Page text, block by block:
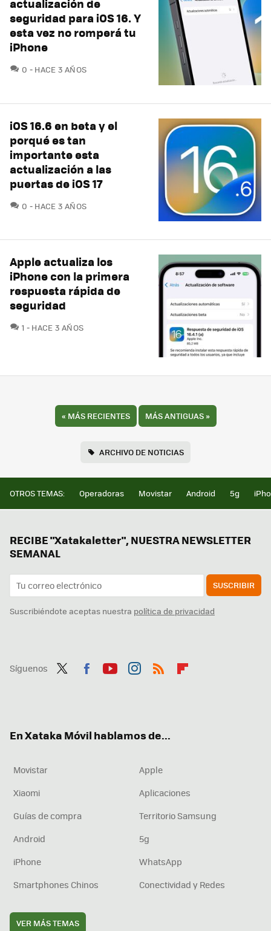
actualización de
seguridad para iOS 16. Y
esta vez no romperá tu
iPhone
0 COMENTARIOS
HACE 3 AÑOS
iOS 16.6 en beta y el
porqué es tan
importante esta
actualización a las
puertas de iOS 17
0 COMENTARIOS
HACE 3 AÑOS
Apple actualiza los
iPhone con la primera
respuesta rápida de
seguridad
1 COMENTARIOS
HACE 3 AÑOS
« MÁS RECIENTES MÁS ANTIGUAS»
ARCHIVO DE NOTICIAS
OTROS TEMAS: Operadoras Movistar Android 5g
RECIBE "Xatakaletter", NUESTRA NEWSLETTER
SEMANAL
SUSCRIBIR
Suscribiéndote aceptas nuestra política de privacidad
Síguenos
En Xataka Móvil hablamos de...
Movistar
Apple
Xiaomi
Aplicaciones
Guías de compra
Territorio Samsung
Android
5g
iPhone
WhatsApp
Smartphones Chinos
Conectividad y Redes
VER MÁS TEMAS